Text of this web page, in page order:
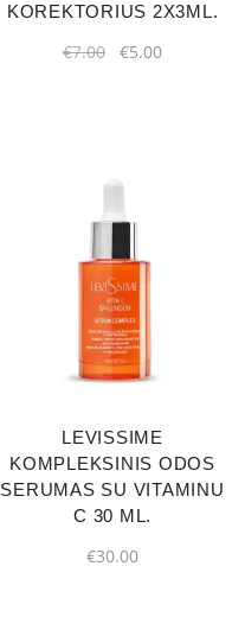
KOREKTORIUS 2X3ML.
€7.00 €5.00
LEVISSIME
KOMPLEKSINIS ODOS
SERUMAS SU VITAMINU
C 30 ML.
€30.00